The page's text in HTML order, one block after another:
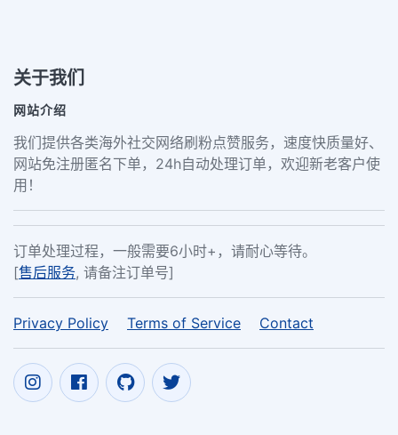
关于我们
网站介绍
我们提供各类海外社交网络刷粉点赞服务，速度快质量好、
网站免注册匿名下单，24h自动处理订单，欢迎新老客户使
用！
订单处理过程，一般需要6小时+，请耐心等待。
[售后服务, 请备注订单号]
Privacy Policy Terms of Service Contact